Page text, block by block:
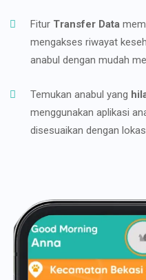
Fitur Transfer Data
mengakses riwayat
anabul dengan mudah
Temukan anabul yang
menggunakan aplikasi
disesuaikan dengan